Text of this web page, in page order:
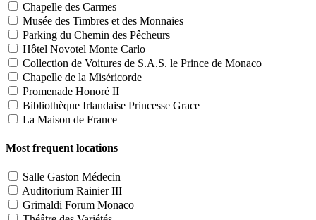
Chapelle des Carmes
Musée des Timbres et des Monnaies
Parking du Chemin des Pêcheurs
Hôtel Novotel Monte Carlo
Collection de Voitures de S.A.S. le Prince de Monaco
Chapelle de la Miséricorde
Promenade Honoré II
Bibliothèque Irlandaise Princesse Grace
La Maison de France
Most frequent locations
Salle Gaston Médecin
Auditorium Rainier III
Grimaldi Forum Monaco